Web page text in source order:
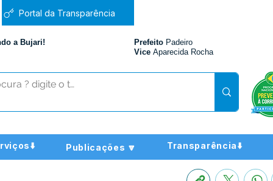
Portal da Transparência
a Bujari! Prefeito Padeiro
Vice Aparecida Rocha
Publicações 🔽 Transparência⬇️